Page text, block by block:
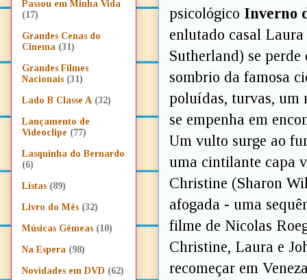
psicológico Inverno
enlutado casal
Sutherland) se perde
sombrio da famosa
poluídas, turvas, um
se empenha em
Um vulto surge ao
uma cintilante capa
Christine (Sharon
afogada - uma
filme de Nicolas
Christine, Laura e
recomeçar em
Passou em Minha Vida
(17)
Grandes Cenas do
Cinema (31)
Grandes Filmes
Nacionais (31)
Lado B Classe A (32)
Lançamento de
Videoclipe (77)
Lasquinha do Bernardo
(6)
Listas (89)
Livro do Mês (32)
Músicas Gêmeas (10)
Na Espera (98)
Novidades em DVD (62)